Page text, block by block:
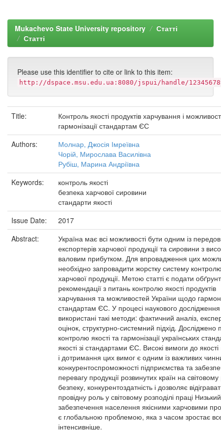
Mukachevo State University repository
Статті
Статті
Please use this identifier to cite or link to this item:
http://dspace.msu.edu.ua:8080/jspui/handle/
Title:
Контроль якості продуктів харчування і
гармонізації стандартам ЄС
Authors:
Молнар, Джосія Імреївна
Чорій, Мирослава Василівна
Рубіш, Марина Андріївна
Keywords:
контроль якості
безпека харчової сировини
стандарти якості
Issue Date:
2017
Abstract:
Україна має всі можливості бути одним із
експортерів харчової продукції та сировини з
валовим прибутком. Для впровадження цих
необхідно запровадити жорстку систему
харчової продукції. Метою статті є подати
рекомендації з питань контролю якості продуктів
харчування та можливостей України щодо
стандартам ЄС. У процесі наукового дослідження
використані такі методи: фактичний аналіз,
оцінок, структурно-системний підхід. Досліджено
контролю якості та гармонізації українських
якості зі стандартами ЄС. Високі вимоги до
і дотримання цих вимог є одним із важливих
конкурентоспроможності підприємства та
перевагу продукції розвинутих країн на світовому
безпеку, конкурентоздатність і дозволяє
провідну роль у світовому розподілі праці
забезпечення населення якісними харчовими
є глобальною проблемою, яка з часом зростає
інтенсивніше.